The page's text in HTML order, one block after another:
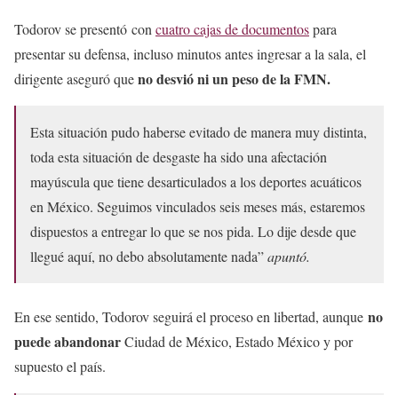
Todorov se presentó con cuatro cajas de documentospara
presentar su defensa, incluso minutos antes ingresar a la sala, el
dirigente aseguró queno desvió ni un peso de la FMN.
Esta situación pudo haberse evitado de manera muy distinta,
toda esta situación de desgaste ha sido una afectación
mayúscula que tiene desarticulados a los deportes acuáticos
en México. Seguimos vinculados seis meses más, estaremos
dispuestos a entregar lo que se nos pida. Lo dije desde que
llegué aquí, no debo absolutamente nada”apuntó.
En ese sentido, Todorov seguirá el proceso en libertad, aunque no
puede abandonarCiudad de México, Estado México y por
supuesto el país.